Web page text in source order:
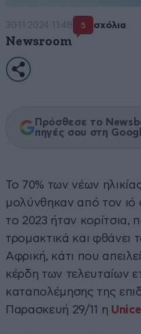
30·11·2024 11:48 5 σχόλια
Newsroom
Πρόσθεσε το
πηγές σου στη
Το 70% των νέων
μολύνθηκαν από τον ιό
το 2023 ήταν κορίτσια,
τρομακτικά και φθάνει
Αφρική, κάτι που
κέρδη των τελευταίων
καταπολέμησης της
Παρασκευή 29/11 η